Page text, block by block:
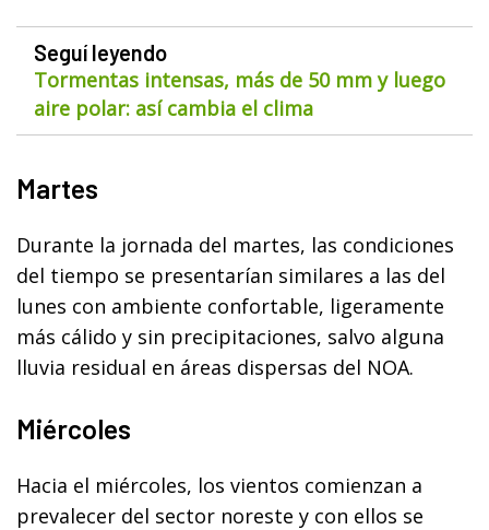
Seguí leyendo
Tormentas intensas, más de 50 mm y luego
aire polar: así cambia el clima
Martes
Durante la jornada del martes, las condiciones
del tiempo se presentarían similares a las del
lunes con ambiente confortable, ligeramente
más cálido y sin precipitaciones, salvo alguna
lluvia residual en áreas dispersas del NOA.
Miércoles
Hacia el miércoles, los vientos comienzan a
prevalecer del sector noreste y con ellos se